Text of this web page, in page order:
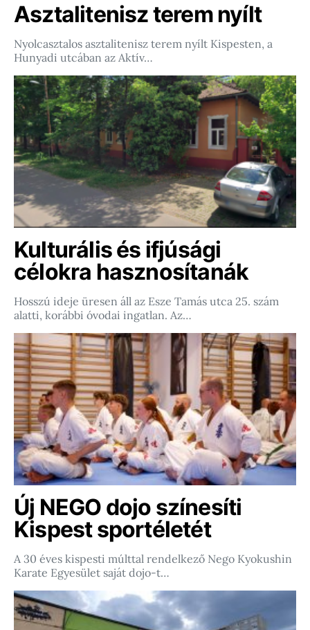
Asztalitenisz terem nyílt
Nyolcasztalos asztalitenisz terem nyílt Kispesten, a
Hunyadi utcában az Aktív…
Kulturális és ifjúsági
célokra hasznosítanák
Hosszú ideje üresen áll az Esze Tamás utca 25. szám
alatti, korábbi óvodai ingatlan. Az…
Új NEGO dojo színesíti
Kispest sportéletét
A 30 éves kispesti múlttal rendelkező Nego Kyokushin
Karate Egyesület saját dojo-t…